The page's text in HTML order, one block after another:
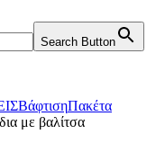
Search Button
ΒάφτισηΠακέτα
με βαλίτσα